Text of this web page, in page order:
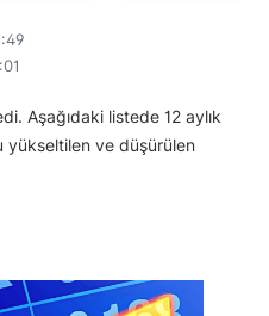
Aşağıdaki listede 12 aylık
yükseltilen ve düşürülen